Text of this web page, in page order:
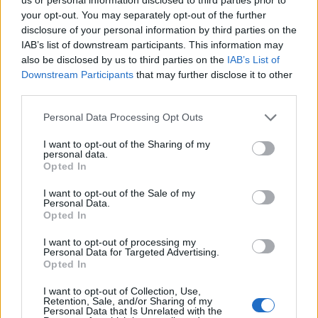
your opt-out. You may separately opt-out of the further
disclosure of your personal information by third parties on the
IAB’s list of downstream participants. This information may
also be disclosed by us to third parties on the IAB’s List of
Downstream Participants that may further disclose it to other
Personal Data Processing Opt Outs
I want to opt-out of the Sharing of my
personal data.
Opted In
I want to opt-out of the Sale of my
Personal Data.
Opted In
I want to opt-out of processing my
Personal Data for Targeted Advertising.
Opted In
I want to opt-out of Collection, Use,
Retention, Sale, and/or Sharing of my
Personal Data that Is Unrelated with the
carros elétricos GT Inverno
Mobilidade elétrica